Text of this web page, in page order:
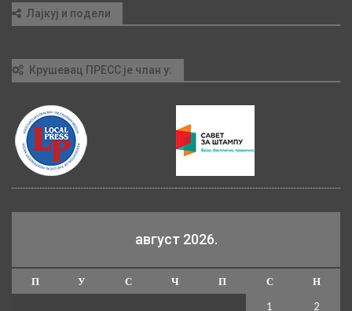
Лајкуј и подели
Крушевац ПРЕСС је члан у:
август 2026.
П У С Ч П С
Н
1
2